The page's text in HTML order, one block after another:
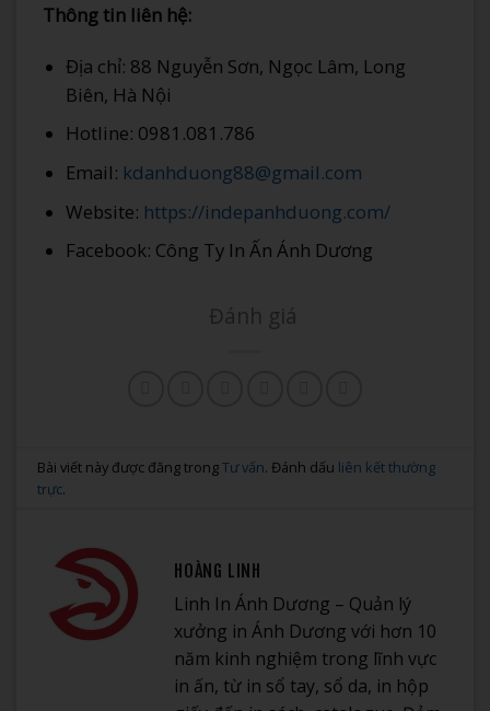
Thông tin liên hệ:
Địa chỉ: 88 Nguyễn Sơn, Ngọc Lâm, Long
Biên, Hà Nội
Hotline: 0981.081.786
Email: kdanhduong88@gmail.com
Website: https://indepanhduong.com/
Facebook: Công Ty In Ấn Ánh Dương
Đánh giá
Bài viết này được đăng trongTư vấn. Đánh dấu liên kết thường
trực.
HOÀNG LINH
Linh In Ánh Dương – Quản lý
xưởng in Ánh Dương với hơn 10
năm kinh nghiệm trong lĩnh vực
in ấn, từ in sổ tay, sổ da, in hộp